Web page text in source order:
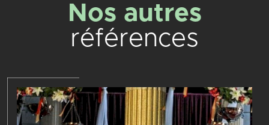
Nos autres
références